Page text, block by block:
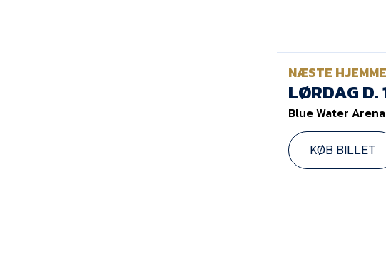
NÆSTE
LØRDAG D.
Blue Water Arena
KØB BILLET